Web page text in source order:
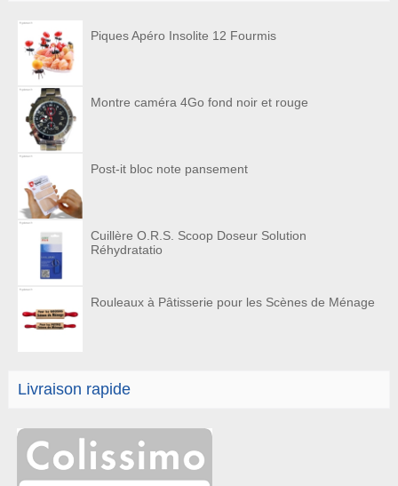
Piques Apéro Insolite 12 Fourmis
Montre caméra 4Go fond noir et rouge
Post-it bloc note pansement
Cuillère O.R.S. Scoop Doseur Solution
Réhydratatio
Rouleaux à Pâtisserie pour les Scènes de Ménage
Livraison rapide